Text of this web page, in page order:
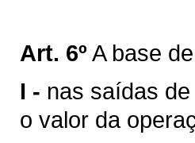
Art. 6º A base
I - nas saídas
o valor da